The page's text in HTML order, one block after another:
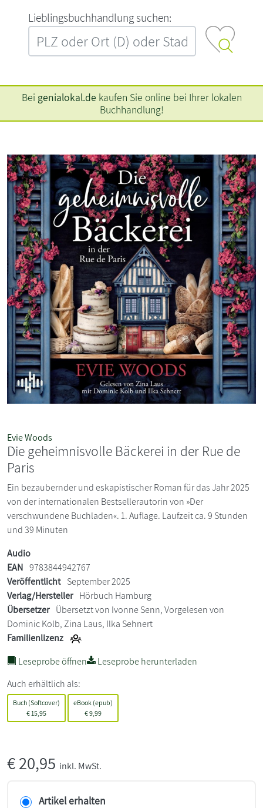
L‍i‍e‍b‍l‍i‍n‍g‍s‍b‍u‍c‍h‍h‍a‍n‍d‍l‍u‍n‍g‍ ‍s‍u‍c‍h‍e‍n‍:‍
Bei genialokal.de kaufen Sie online bei Ihrer lokalen
Buchhandlung!
Evie Woods
Die geheimnisvolle Bäckerei in der Rue de
Paris
Ein bezaubernder und eskapistischer Roman für das Jahr 2025
von der internationalen Bestsellerautorin von »Der
verschwundene Buchladen«. 1. Auflage. Laufzeit ca. 9 Stunden
und 39 Minuten
Audio
EAN 9783844942767
Veröffentlicht September 2025
Verlag/Hersteller Hörbuch Hamburg
Übersetzer Übersetzt von Ivonne Senn, Vorgelesen von
Dominic Kolb, Zina Laus, Ilka Sehnert
Familienlizenz
Leseprobe öffnen
Leseprobe herunterladen
Auch erhältlich als:
Buch (Softcover)
€ 15,95
eBook (epub)
€9,99
€20,95 inkl. MwSt.
Artikel erhalten